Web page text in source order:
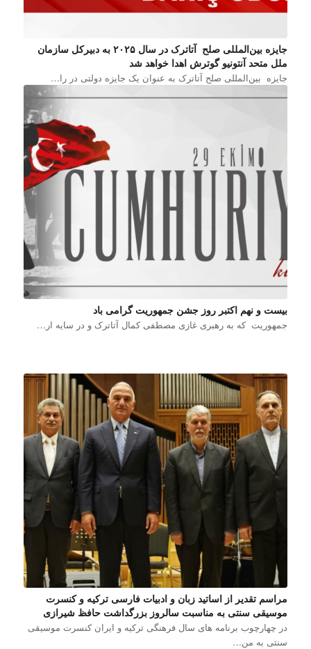
جایزه بین‌المللی صلح آتاترک در سال ۲۰۲۵ به دبیرکل سازمان
ملل متحد آنتونیو گوترش اهدا خواهد شد
جایزه بین‌المللی صلح آتاترک به عنوان یک جایزه دولتی در را…
بیست و نهم اکتبر روز جشن جمهوریت گرامی باد
جمهوریت که به رهبری غازی مصطفی کمال آتاترک و در سایه ار…
مراسم تقدیر از اساتید زبان و ادبیات فارسی ترکیه و کنسرت
موسیقی سنتی به مناسبت سالروز بزرگداشت حافظ شیرازی
در چهارچوب برنامه های سال فرهنگی ترکیه و ایران کنسرت موسیقی
سنتی به من…